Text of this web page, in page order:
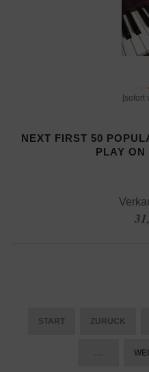
[sofort
NEXT FIRST 50
PLAY ON
START ZURÜCK